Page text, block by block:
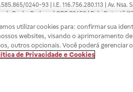
0240-93 | I.E. 116.756.280.113 | Av.
Penha Barbosa | CRF 89453 | Polo Butantã
em hipótese alguma, as orientações dadas
deverá ser consultado. Os preços e
avançadas de proteção de dados, para que
da disponibilidade de produto em nosso
utilizar cookies para: confirmar sua
websites, visando o aprimoramento
outros opcionais. Você poderá gerenciar
de Privacidade e Cookies